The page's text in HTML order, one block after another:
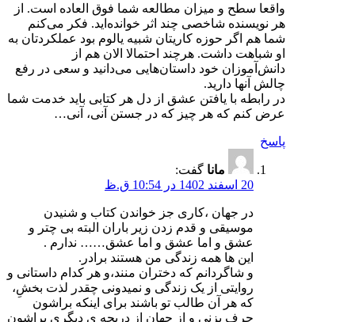
واقعا سطح و میزان مطالعه شما فوق العاده است. از
هر نویسنده شاخصی چند اثر خوانده‌اید. فکر می‌کنم
شما هم اگر حوزه کاریتان شبیه یالوم بود عملکردتان به
او شباهت داشت. هرچند احتمالا الان هم از
دانش‌آموزان خود داستان‌هایی می‌دانید و سعی در رفع
چالش آنها دارید.
در رابطه با یافتن عشق از دل هر کتابی باید خدمت شما
عرض کنم که هر چیز که در جستن آنی، آنی…
پاسخ
مانا گفت:
20 اسفند 1402 در 10:54 ق.ظ
در جهان ،کاری جز خواندن کتاب و شنیدن
موسیقی و قدم زدن زیر باران البته بی چتر و
عشق و اما عشق و اما عشق…… ندارم .
این ها همه زندگی من هستند برادر.
و شاگردانم که دختران منند،و هر کدام داستانی و
روایتی از یک زندگی و نمیدونی چقدر لذت بخشِ،
که هر آن طالب تو باشند برای اینکه براشون
حرف بزنی و از جهان از دریچه ی دیگری براشون